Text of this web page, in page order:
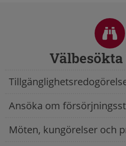
Ansöka om
Möten, kungörelser och